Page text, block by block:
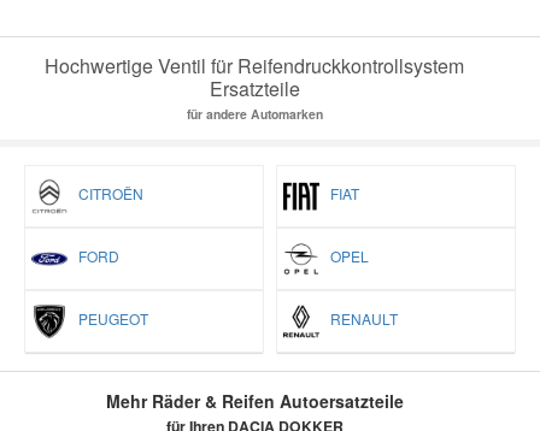
Hochwertige Ventil für Reifendruckkontrollsystem
Ersatzteile
für andere Automarken
CITROËN FIAT
FORD OPEL
PEUGEOT RENAULT
Mehr Räder & Reifen Autoersatzteile
für Ihren DACIA DOKKER